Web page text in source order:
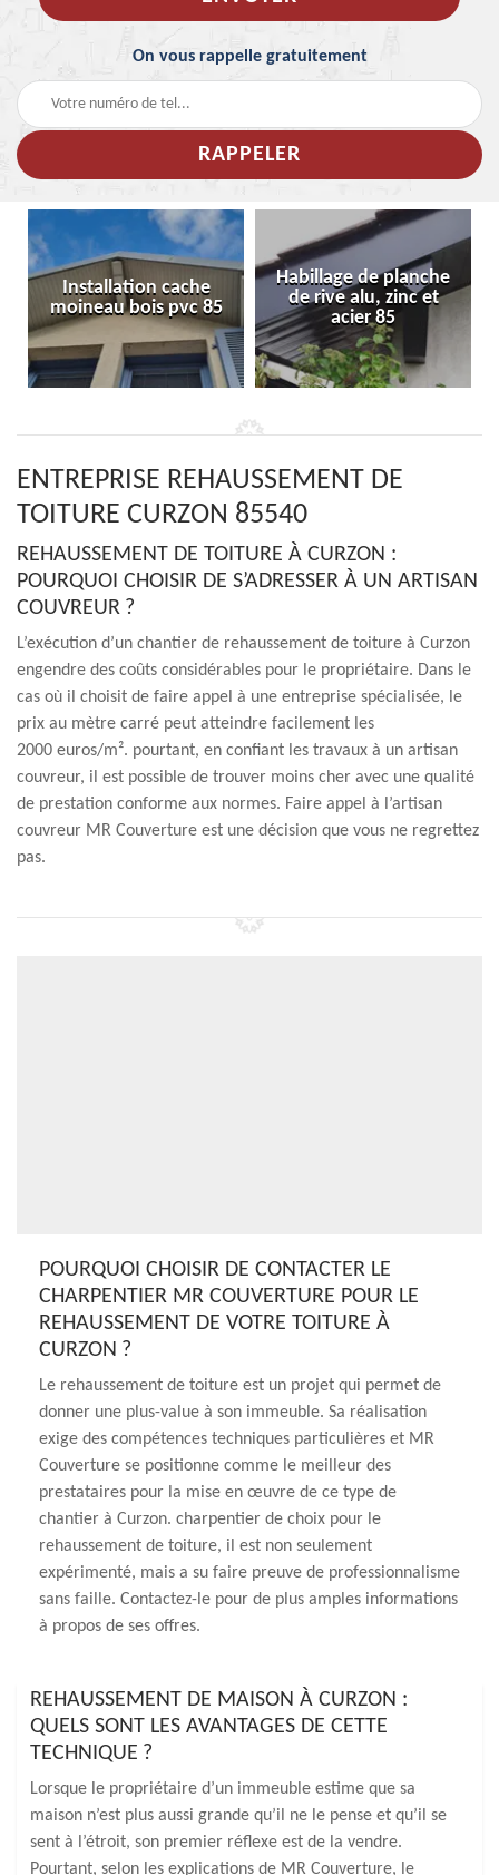
On vous rappelle gratuitement
Installation cache
moineau bois pvc 85
Habillage de planche
de rive alu, zinc et
acier 85
ENTREPRISE REHAUSSEMENT DE
TOITURE CURZON 85540
REHAUSSEMENT DE TOITURE À CURZON :
POURQUOI CHOISIR DE S’ADRESSER À UN ARTISAN
COUVREUR ?
L’exécution d’un chantier de rehaussement de toiture à Curzon
engendre des coûts considérables pour le propriétaire. Dans le
cas où il choisit de faire appel à une entreprise spécialisée, le
prix au mètre carré peut atteindre facilement les
2000 euros/m². pourtant, en confiant les travaux à un artisan
couvreur, il est possible de trouver moins cher avec une qualité
de prestation conforme aux normes. Faire appel à l’artisan
couvreur MR Couverture est une décision que vous ne regrettez
pas.
POURQUOI CHOISIR DE CONTACTER LE
CHARPENTIER MR COUVERTURE POUR LE
REHAUSSEMENT DE VOTRE TOITURE À
CURZON ?
Le rehaussement de toiture est un projet qui permet de
donner une plus-value à son immeuble. Sa réalisation
exige des compétences techniques particulières et MR
Couverture se positionne comme le meilleur des
prestataires pour la mise en œuvre de ce type de
chantier à Curzon. charpentier de choix pour le
rehaussement de toiture, il est non seulement
expérimenté, mais a su faire preuve de professionnalisme
sans faille. Contactez-le pour de plus amples informations
à propos de ses offres.
REHAUSSEMENT DE MAISON À CURZON :
QUELS SONT LES AVANTAGES DE CETTE
TECHNIQUE ?
Lorsque le propriétaire d’un immeuble estime que sa
maison n’est plus aussi grande qu’il ne le pense et qu’il se
sent à l’étroit, son premier réflexe est de la vendre.
Pourtant, selon les explications de MR Couverture, le